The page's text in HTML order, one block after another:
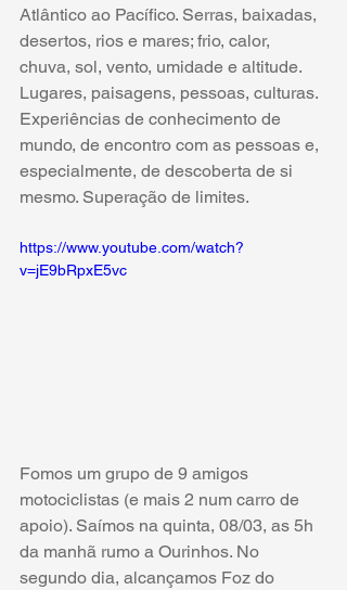
Atlântico ao Pacífico. Serras, baixadas,
desertos, rios e mares; frio, calor,
chuva, sol, vento, umidade e altitude.
Lugares, paisagens, pessoas, culturas.
Experiências de conhecimento de
mundo, de encontro com as pessoas e,
especialmente, de descoberta de si
mesmo. Superação de limites.
https://www.youtube.com/watch?
v=jE9bRpxE5vc
Fomos um grupo de 9 amigos
motociclistas (e mais 2 num carro de
apoio). Saímos na quinta, 08/03, as 5h
da manhã rumo a Ourinhos. No
segundo dia, alcançamos Foz do